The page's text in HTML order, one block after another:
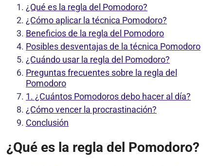
¿Qué es la regla del Pomodoro?
¿Cómo aplicar la técnica Pomodoro?
Beneficios de la regla del Pomodoro
Posibles desventajas de la técnica Pomodoro
¿Cuándo usar la regla del Pomodoro?
Preguntas frecuentes sobre la regla del
Pomodoro
1. ¿Cuántos Pomodoros debo hacer al día?
¿Cómo vencer la procrastinación?
Conclusión
¿Qué es la regla del Pomodoro?